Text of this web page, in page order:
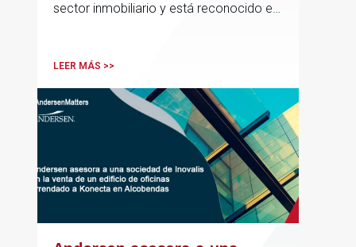
sector inmobiliario y está reconocido en
codirigirá el EU Real Estate Industry
UK.
LEER MÁS >>